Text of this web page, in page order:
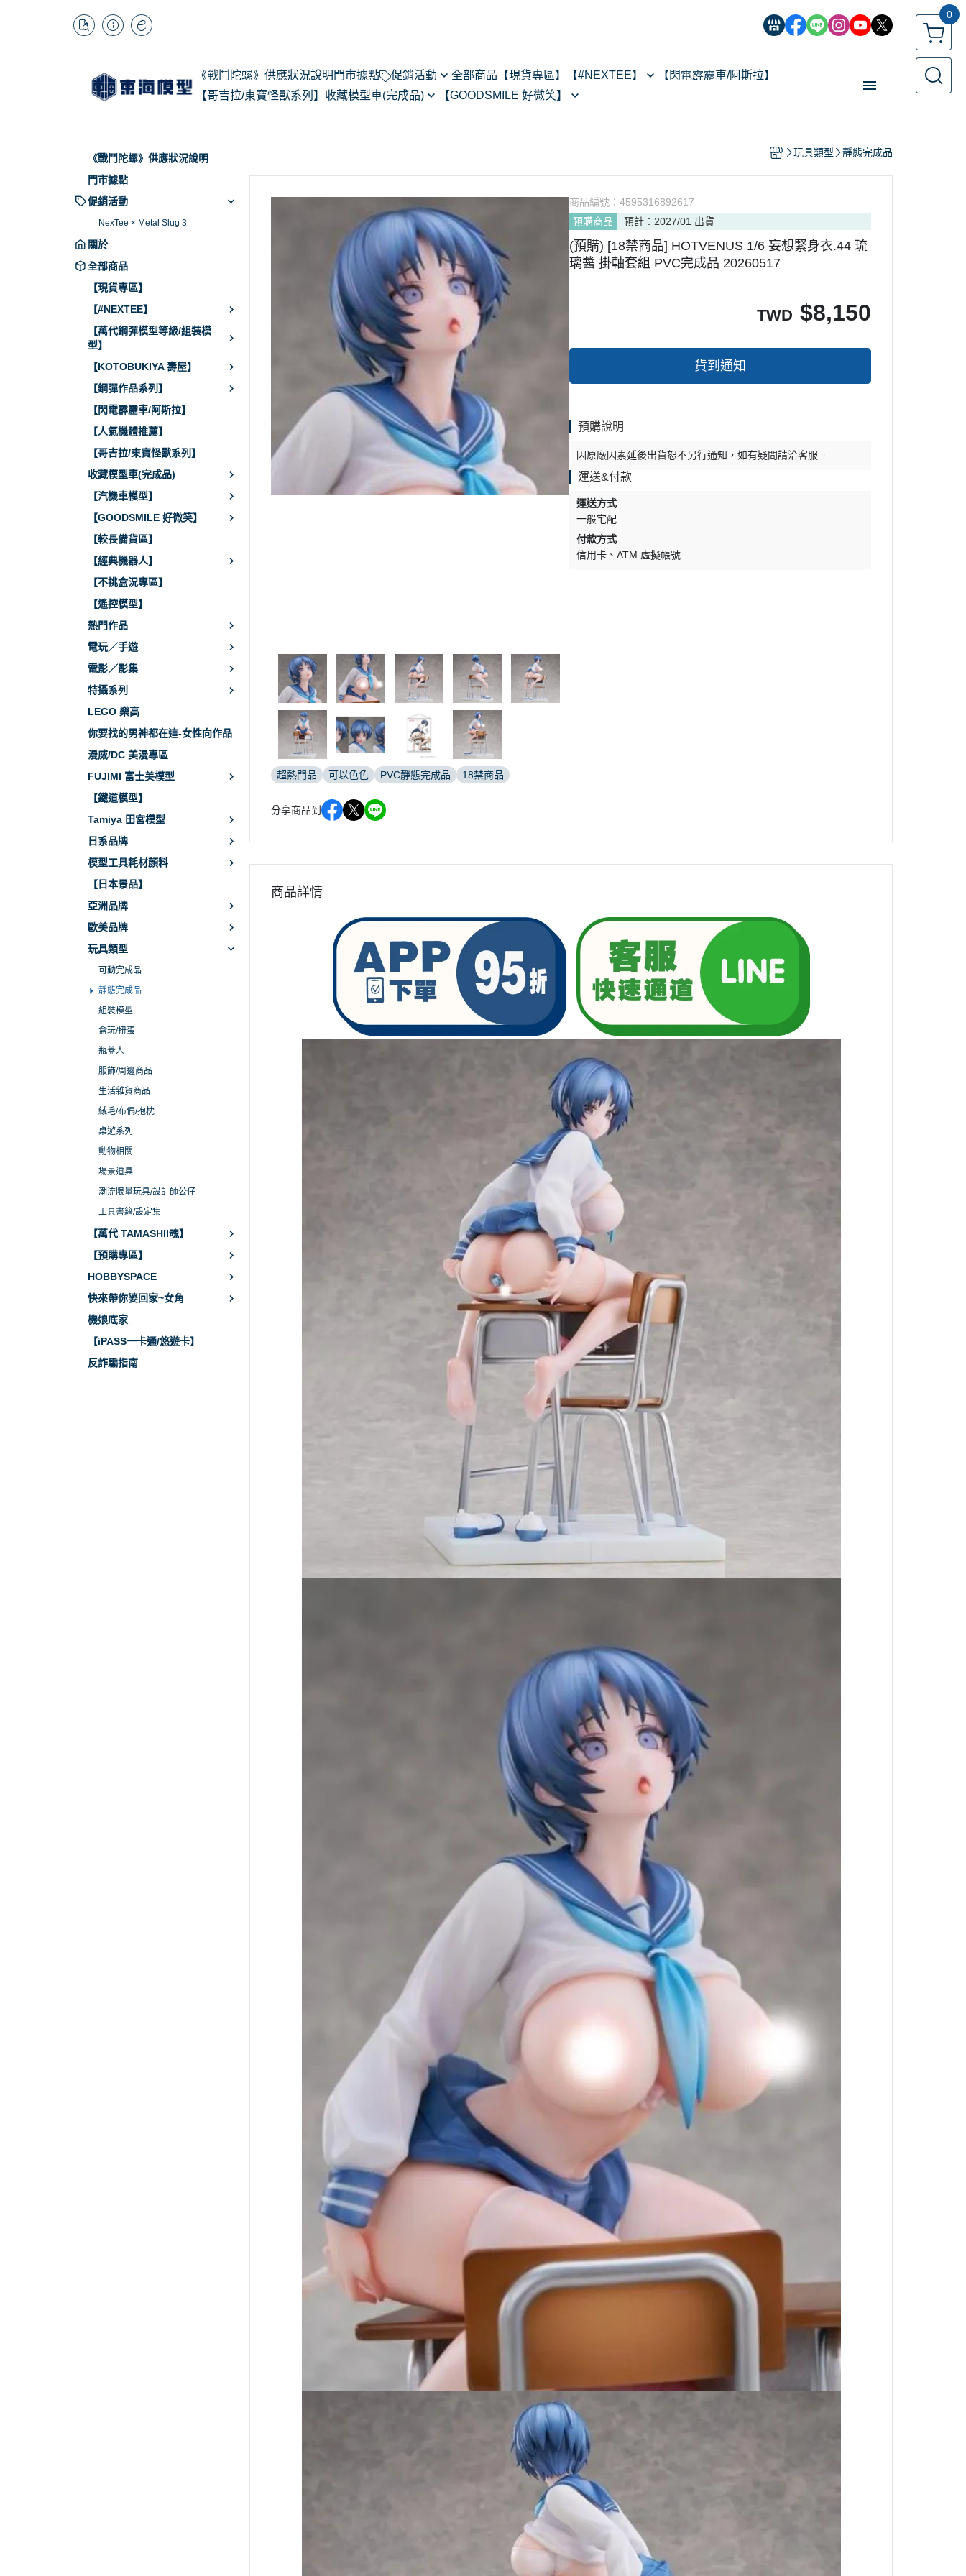
0
《戰鬥陀螺》供應狀況說明 門市據點 促銷活動 全部商品 【現貨專區】 【#NEXTEE】
あるある
翻轉模玩
Legendary系列
PIXEL ADVENTURE
NEXT系列
【閃電霹靂車/阿斯拉】
【哥吉拉/東寶怪獸系列】 收藏模型車(完成品)
BBR
【GOODSMILE 好微笑】
POP UP PARADE
黏土人/黏土娃
Max Factory
CHITOCERIUM
PVC
HELLO! GOOD SMILE
THE合體
【經典機器人】
【預購專區】
反詐騙指南
《戰鬥陀螺》供應狀況說明
門市據點
促銷活動
NexTee × Metal Slug 3
關於
全部商品
【現貨專區】
【#NEXTEE】
【萬代鋼彈模型等級/組裝模
型】
【KOTOBUKIYA 壽屋】
【鋼彈作品系列】
【閃電霹靂車/阿斯拉】
【人氣機體推薦】
【哥吉拉/東寶怪獸系列】
收藏模型車(完成品)
【汽機車模型】
【GOODSMILE 好微笑】
【較長備貨區】
【經典機器人】
【不挑盒況專區】
【遙控模型】
熱門作品
電玩／手遊
電影／影集
特攝系列
LEGO 樂高
你要找的男神都在這-女性向作品
漫威/DC 美漫專區
FUJIMI 富士美模型
【鐵道模型】
Tamiya 田宮模型
日系品牌
模型工具耗材顏料
【日本景品】
亞洲品牌
歐美品牌
玩具類型
可動完成品
靜態完成品
組裝模型
盒玩/扭蛋
瓶蓋人
服飾/周邊商品
生活雜貨商品
絨毛/布偶/抱枕
桌遊系列
動物相關
場景道具
潮流限量玩具/設計師公仔
工具書籍/設定集
【萬代 TAMASHII魂】
【預購專區】
HOBBYSPACE
快來帶你婆回家~女角
機娘底家
【iPASS一卡通/悠遊卡】
反詐騙指南
玩具類型 靜態完成品
超熱門品 可以色色 PVC靜態完成品 18禁商品
分享商品到
商品編號：4595316892617
預購商品
預計：2027/01 出貨
(預購) [18禁商品] HOTVENUS 1/6 妄想緊身衣.44 琉
璃醬 掛軸套組 PVC完成品 20260517
TWD $8,150
貨到通知
預購說明
因原廠因素延後出貨恕不另行通知，如有疑問請洽客服。
運送&付款
運送方式
一般宅配
付款方式
信用卡
ATM 虛擬帳號
商品詳情